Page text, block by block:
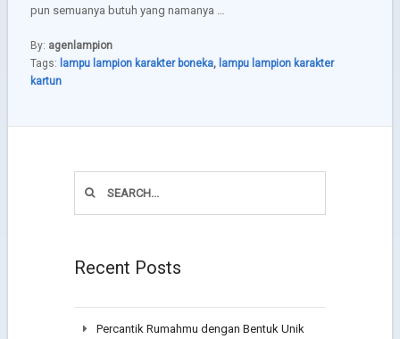
pun semuanya butuh yang namanya …
By: agenlampion
Tags: lampu lampion karakter boneka, lampu lampion karakter
kartun
Recent Posts
Percantik Rumahmu dengan Bentuk Unik